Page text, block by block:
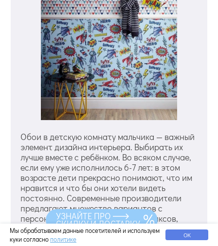
Обои в детскую комнату мальчика — важный
элемент дизайна интерьера. Выбирать их
лучше вместе с ребёнком. Во всяком случае,
если ему уже исполнилось 6-7 лет: в этом
возрасте дети прекрасно понимают, что им
нравится и что бы они хотели видеть
постоянно. Современные производители
предлагают множество вариантов с
персонажами мультфильмов и комиксов,
сказок, фантастические сюжеты, принты с
растениями и животными — ассортимент
Мы обрабатываем данные посетителей и используем
куки согласно политике ОК
УЗНАЙТЕ ПРО
СКИДКУ И ДОСТАВКУ